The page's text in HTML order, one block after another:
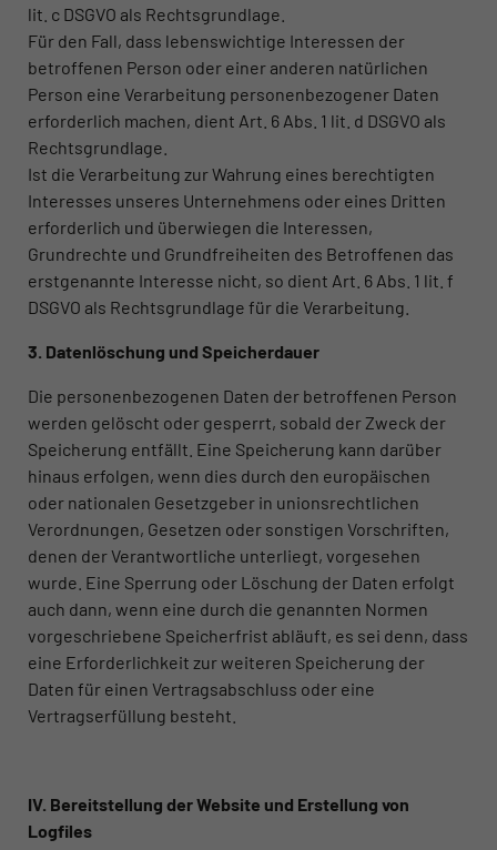
lit. c DSGVO als Rechtsgrundlage.
Für den Fall, dass lebenswichtige Interessen der
betroffenen Person oder einer anderen natürlichen
Person eine Verarbeitung personenbezogener Daten
erforderlich machen, dient Art. 6 Abs. 1 lit. d DSGVO als
Rechtsgrundlage.
Ist die Verarbeitung zur Wahrung eines berechtigten
Interesses unseres Unternehmens oder eines Dritten
erforderlich und überwiegen die Interessen,
Grundrechte und Grundfreiheiten des Betroffenen das
erstgenannte Interesse nicht, so dient Art. 6 Abs. 1 lit. f
DSGVO als Rechtsgrundlage für die Verarbeitung.
3. Datenlöschung und Speicherdauer
Die personenbezogenen Daten der betroffenen Person
werden gelöscht oder gesperrt, sobald der Zweck der
Speicherung entfällt. Eine Speicherung kann darüber
hinaus erfolgen, wenn dies durch den europäischen
oder nationalen Gesetzgeber in unionsrechtlichen
Verordnungen, Gesetzen oder sonstigen Vorschriften,
denen der Verantwortliche unterliegt, vorgesehen
wurde. Eine Sperrung oder Löschung der Daten erfolgt
auch dann, wenn eine durch die genannten Normen
vorgeschriebene Speicherfrist abläuft, es sei denn, dass
eine Erforderlichkeit zur weiteren Speicherung der
Daten für einen Vertragsabschluss oder eine
Vertragserfüllung besteht.
IV. Bereitstellung der Website und Erstellung von
Logfiles